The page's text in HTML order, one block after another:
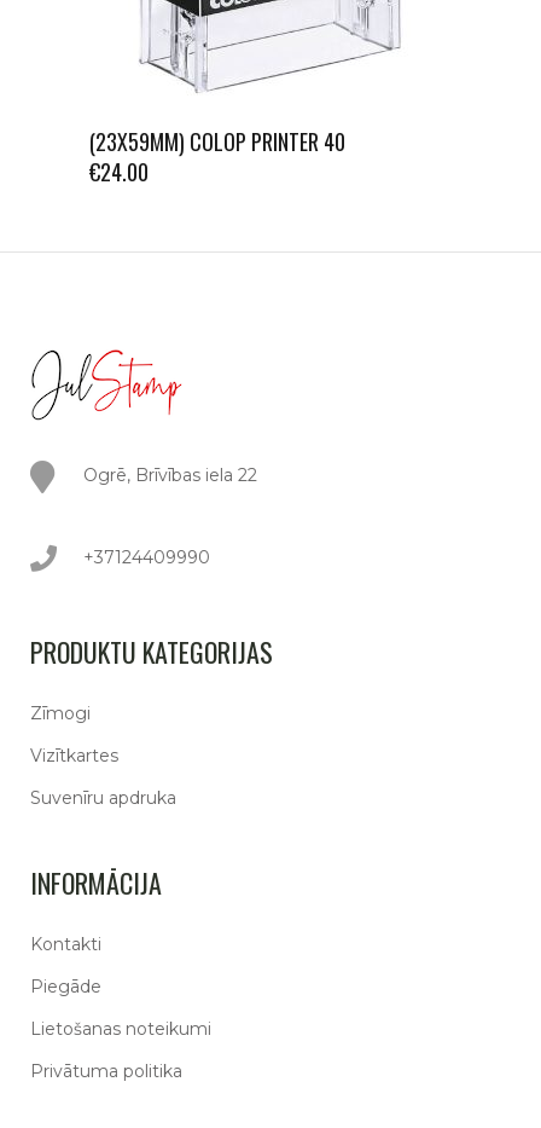
(23X59MM) COLOP PRINTER 40
€24.00
Ogrē, Brīvības iela 22
+37124409990
PRODUKTU KATEGORIJAS
Zīmogi
Vizītkartes
Suvenīru apdruka
INFORMĀCIJA
Kontakti
Piegāde
Lietošanas noteikumi
Privātuma politika